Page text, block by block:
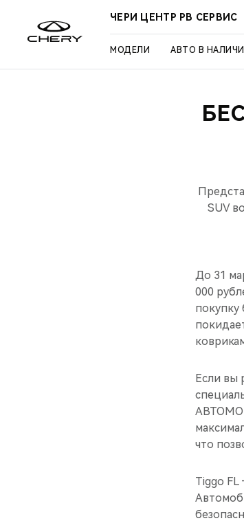
ЧЕРИ ЦЕНТР РВ СЕРВИС
МОДЕЛИ АВТО В
SUV
До 31
000
покупку
Если вы
что
Tiggo FL